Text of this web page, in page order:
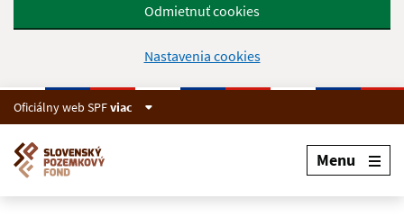
Odmietnuť cookies
Nastavenia cookies
Oficiálny web SPFviac
Menu